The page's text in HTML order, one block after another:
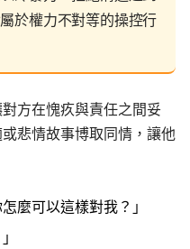
於權力不對等的操控行
方在愧疚與責任之間妥
悲情故事博取同情，讓他
麼可以這樣對我？」